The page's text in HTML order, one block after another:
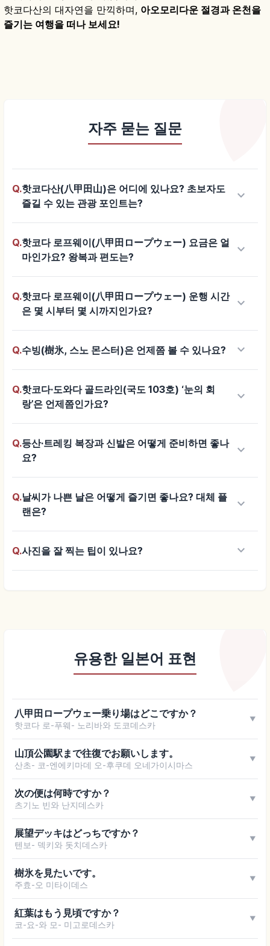
핫코다산의 대자연을 만끽하며, 아오모리다운 절경과 온천을
즐기는 여행을 떠나 보세요!
자주 묻는 질문
Q.핫코다산(八甲田山)은 어디에 있나요? 초보자도
즐길 수 있는 관광 포인트는?
keyboard_arrow_down
Q.핫코다 로프웨이(八甲田ロープウェー) 요금은 얼
마인가요? 왕복과 편도는?
keyboard_arrow_down
Q.핫코다 로프웨이(八甲田ロープウェー) 운행 시간
은 몇 시부터 몇 시까지인가요?
keyboard_arrow_down
Q.수빙(樹氷, 스노 몬스터)은 언제쯤 볼 수 있나요? keyboard_arrow_down
Q.핫코다·도와다 골드라인(국도 103호) ‘눈의 회
랑’은 언제쯤인가요?
keyboard_arrow_down
Q.등산·트레킹 복장과 신발은 어떻게 준비하면 좋나
요?
keyboard_arrow_down
Q.날씨가 나쁜 날은 어떻게 즐기면 좋나요? 대체 플
랜은?
keyboard_arrow_down
Q.사진을 잘 찍는 팁이 있나요? keyboard_arrow_down
유용한 일본어 표현
八甲田ロープウェー乗り場はどこですか？
핫코다 로-푸웨- 노리바와 도코데스카
▼
山頂公園駅まで往復でお願いします。
산초- 코-엔에키마데 오-후쿠데 오네가이시마스
▼
次の便は何時ですか？
츠기노 빈와 난지데스카
▼
展望デッキはどっちですか？
텐보- 덱키와 돗치데스카
▼
樹氷を見たいです。
주효-오 미타이데스
▼
紅葉はもう見頃ですか？
코-요-와 모- 미고로데스카
▼